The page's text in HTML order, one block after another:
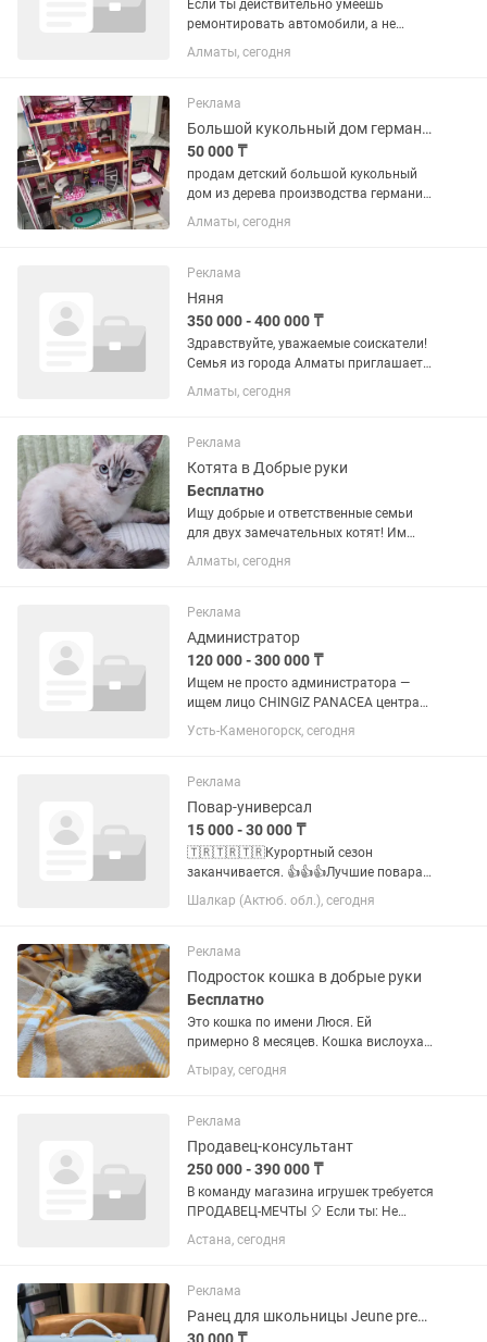
Если ты действительно умеешь
ремонтировать автомобили, а не
просто менять запчасти — мы ищем
именно тебя! Требования: Опыт работы
части и двигателей. Умение...
Алматы, сегодня
Реклама
Большой кукольный дом германия
50 000 ₸
продам детский большой кукольный
дом из дерева производства германия
. в стоимость входит все что на фото
именно мебель. есть лифт. бассейн.
лампа стол .барные...
Алматы, сегодня
Реклама
Няня
350 000 - 400 000 ₸
Здравствуйте, уважаемые соискатели!
Семья из города Алматы приглашает
заботливую и профессиональную
няню для своего сына (11 месяцев).
График: 2/2 с...
Алматы, сегодня
Реклама
Котята в Добрые руки
Бесплатно
Ищу добрые и ответственные семьи
для двух замечательных котят! Им
около 4 месяцев (дата рождения
примерно 22 марта). Они активные,
играть. У каждого свой характер:...
Алматы, сегодня
Реклама
Администратор
120 000 - 300 000 ₸
Ищем не просто администратора —
ищем лицо CHINGIZ PANACEA центра
Почему именно мы: сильные
специалисты и дружная команда
Усть-Каменогорск, сегодня
Реклама
Повар-универсал
15 000 - 30 000 ₸
🇹🇷🇹🇷🇹🇷Курортный сезон
заканчивается. 👍👍👍Лучшие повара
ищут новую команду. Если вы
универсальный повар знающий
Значит наша команда ищет именно
вас. вам выдается...
Шалкар (Актюб. обл.), сегодня
Реклама
Подросток кошка в добрые руки
Бесплатно
Это кошка по имени Люся. Ей
примерно 8 месяцев. Кошка вислоухая,
особенная, очень интересная смесь
пород, она не растёт, миниатюрная
стерилизована, котят не будет, кушает
всё,...
Атырау, сегодня
Реклама
Продавец-консультант
250 000 - 390 000 ₸
В команду магазина игрушек требуется
ПРОДАВЕЦ-МЕЧТЫ 🎈 Если ты: Не
студент ✨ не опаздываешь никогда и
никуда ✨ умеешь разговаривать с
покупками и улыбкой ✨ любишь
детей,...
Астана, сегодня
Реклама
Ранец для школьницы Jeune premier